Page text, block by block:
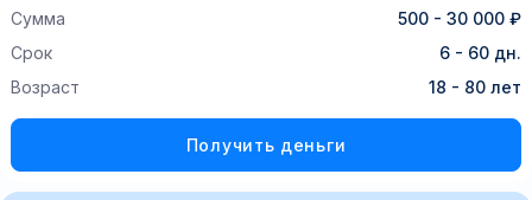
Сумма
500 - 30 000 ₽
Срок
6 - 60 дн.
Возраст
18 - 80 лет
Получить деньги